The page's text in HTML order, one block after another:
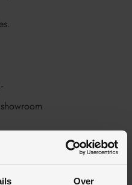
Over